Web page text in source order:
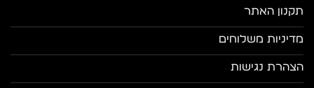
תקנון האתר
מדיניות משלוחים
הצהרת נגישות